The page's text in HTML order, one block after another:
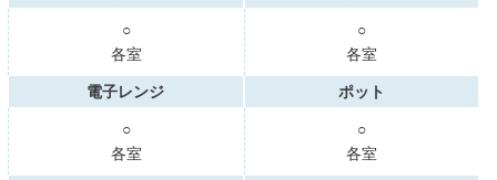
○
各室
○
各室
電子レンジ
○
各室
ポット
○
各室